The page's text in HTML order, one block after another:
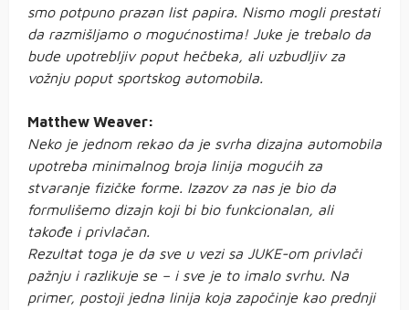
smo potpuno prazan list papira. Nismo mogli prestati
da razmišljamo o mogućnostima! Juke je trebalo da
bude upotrebljiv poput hečbeka, ali uzbudljiv za
vožnju poput sportskog automobila.
Matthew Weaver:
Neko je jednom rekao da je svrha dizajna automobila
upotreba minimalnog broja linija mogućih za
stvaranje fizičke forme. Izazov za nas je bio da
formulišemo dizajn koji bi bio funkcionalan, ali
takođe i privlačan.
Rezultat toga je da sve u vezi sa JUKE-om privlači
pažnju i razlikuje se – i sve je to imalo svrhu. Na
primer, postoji jedna linija koja započinje kao prednji